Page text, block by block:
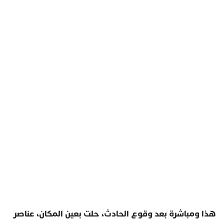
هذا ومباشرة بعد وقوع الحادث، حلت بعين المكان، عناصر